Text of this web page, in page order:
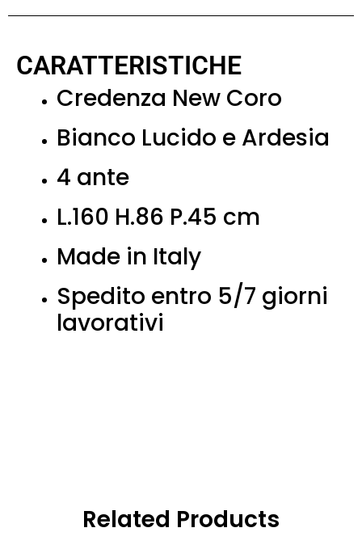
CARATTERISTICHE
Credenza New Coro
Bianco Lucido e Ardesia
4 ante
L.160 H.86 P.45 cm
Made in Italy
Spedito entro 5/7 giorni
lavorativi
Related Products